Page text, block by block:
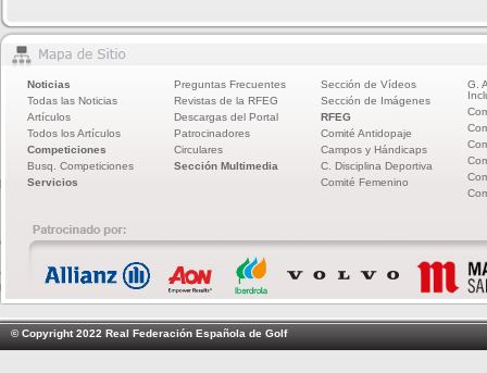
Noticias
Todas las Noticias
Artículos
Todos los Artículos
Competiciones
Busq. Competiciones
Servicios
Preguntas Frecuentes
Revistas de la RFEG
Descargas del Portal
Patrocinadores
Circulares
Sección Multimedia
Sección de Vídeos
Sección de Imágenes
RFEG
Comité Antidopaje
Campos y Hándicaps
C. Disciplina Deportiva
Comité Femenino
G.
© Copyright 2022 Real Federación Española de Golf